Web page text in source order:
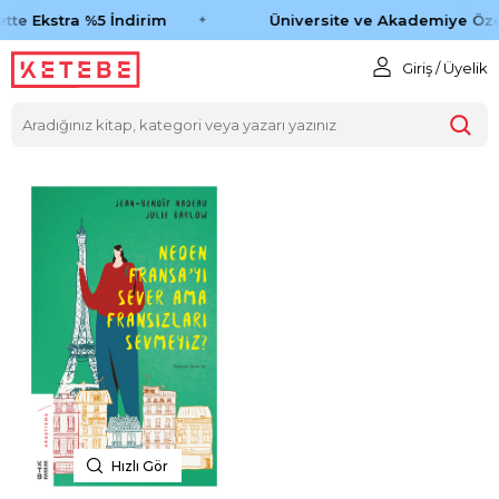
Ekstra %5 İndirim Üniversite ve Akademiye
Giriş / Üyelik
Hızlı Gör